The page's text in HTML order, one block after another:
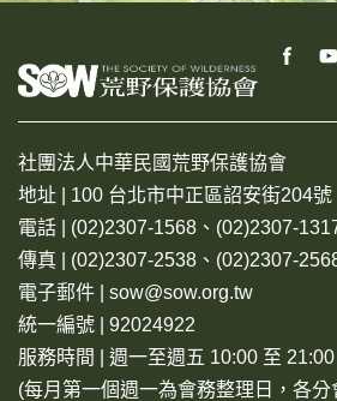
社團法人中華民國荒野保護協會
地址 | 100 台北市中正區詔安街204號
電話 | (02)2307-1568、(02)2307-
傳真 | (02)2307-2538、(02)2307-
電子郵件 | sow@sow.org.tw
統一編號 | 92024922
服務時間 | 週一至週五 10:00 至 21:00
(每月第一個週一為會務整理日，各